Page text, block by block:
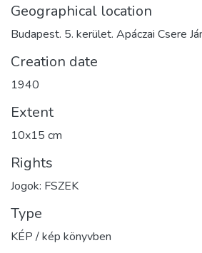
Geographical location
Budapest. 5. kerület. Apáczai Csere
Creation date
1940
Extent
10x15 cm
Rights
Jogok: FSZEK
Type
KÉP / kép könyvben